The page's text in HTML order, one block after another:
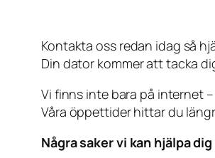
Kontakta oss redan idag så
Din dator kommer att tacka
Vi finns inte bara på internet
Våra öppettider hittar du
Några saker vi kan hjälpa